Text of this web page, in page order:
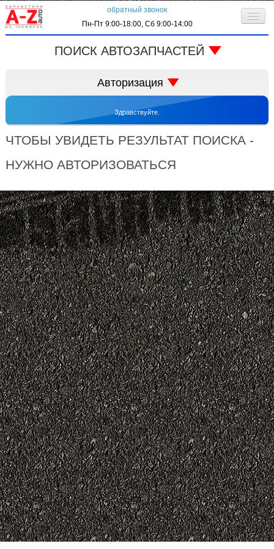
обратный звонок
Пн-Пт 9:00-18:00, Сб 9:00-14:00
О компании
Контактная информация
ПОИСК АВТОЗАПЧАСТЕЙ
Авторизация
Здравствуйте.
автоматически входить в систему
регистрация забыли пароль
ЧТОБЫ УВИДЕТЬ РЕЗУЛЬТАТ ПОИСКА -
НУЖНО АВТОРИЗОВАТЬСЯ